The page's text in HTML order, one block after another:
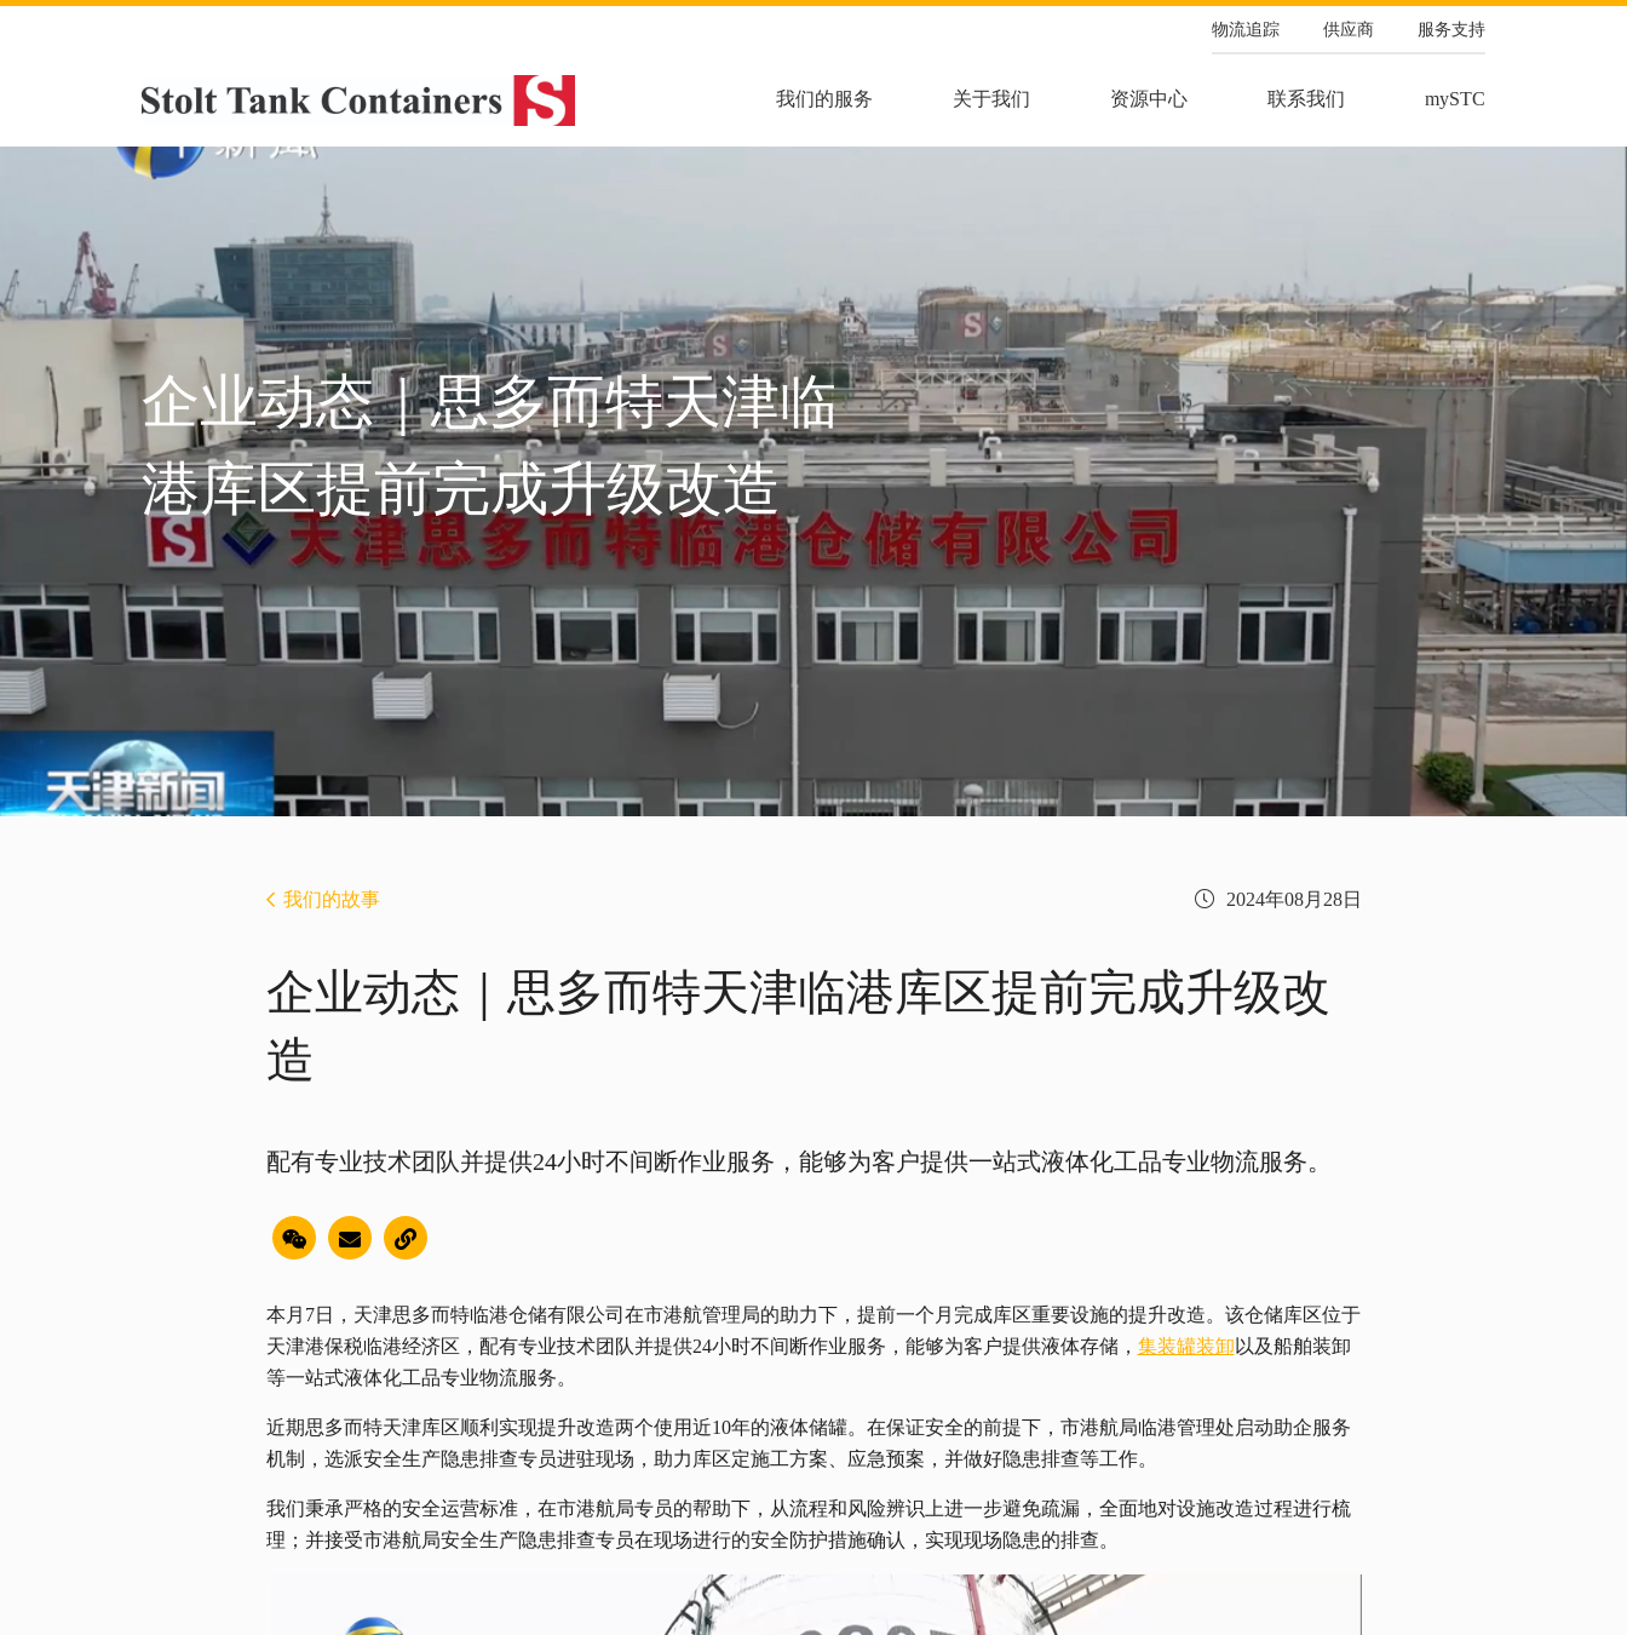
物流追踪 供应商 服务支持
我们的服务 关于我们 资源中心 联系我们 mySTC
企业动态｜思多而特天津临
港库区提前完成升级改造
我们的故事 2024年08月28日
企业动态｜思多而特天津临港库区提前完成升级改
造
配有专业技术团队并提供24小时不间断作业服务，能够为客户提供一站式液体化工品专业物流服务。
本月7日，天津思多而特临港仓储有限公司在市港航管理局的助力下，提前一个月完成库区重要设施的提升改造。该仓储库区位于
天津港保税临港经济区，配有专业技术团队并提供24小时不间断作业服务，能够为客户提供液体存储， 集装罐装卸 以及船舶装卸
等一站式液体化工品专业物流服务。
近期思多而特天津库区顺利实现提升改造两个使用近10年的液体储罐。在保证安全的前提下，市港航局临港管理处启动助企服务
机制，选派安全生产隐患排查专员进驻现场，助力库区定施工方案、应急预案，并做好隐患排查等工作。
我们秉承严格的安全运营标准，在市港航局专员的帮助下，从流程和风险辨识上进一步避免疏漏，全面地对设施改造过程进行梳
理；并接受市港航局安全生产隐患排查专员在现场进行的安全防护措施确认，实现现场隐患的排查。